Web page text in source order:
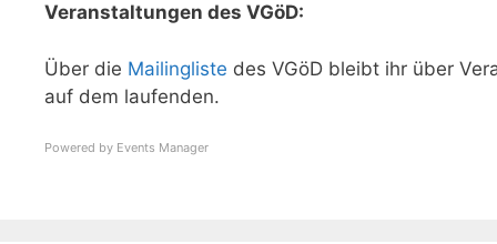
Veranstaltungen des VGöD:
Über die Mailingliste des VGöD bleibt ihr über
auf dem laufenden.
Powered by Events Manager